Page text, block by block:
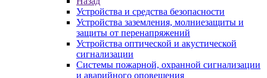
Устройства и средства безопасности
Устройства заземления, молниезащиты и
защиты от перенапряжений
Устройства оптической и акустической
сигнализации
Системы пожарной, охранной сигнализации
и аварийного оповещения